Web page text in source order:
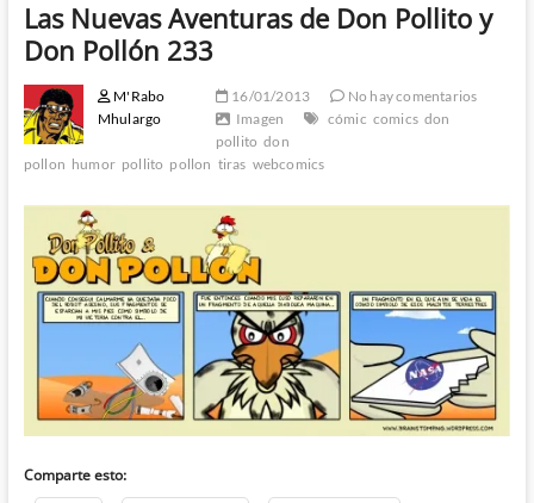
Las Nuevas Aventuras de Don Pollito y
Don Pollón 233
M'Rabo
Mhulargo
16/01/2013
No hay comentarios
Imagen
cómic comics don
pollito don
pollon humor pollito pollon tiras webcomics
Comparte esto: